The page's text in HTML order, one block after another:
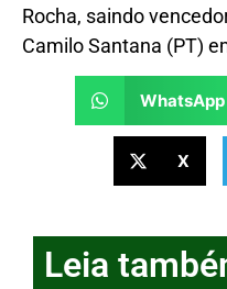
Rocha, saindo
Camilo Santana (PT)
WhatsApp
X
Leia